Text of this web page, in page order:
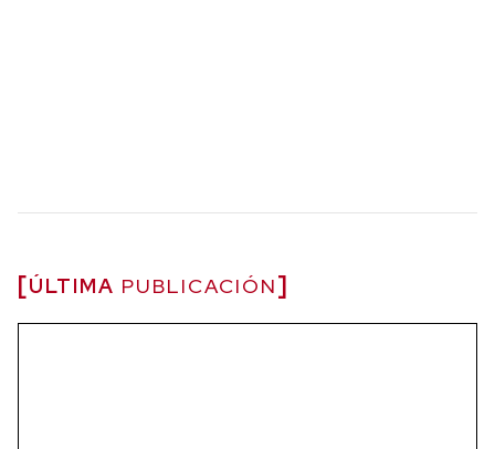
ÚLTIMA PUBLICACIÓN